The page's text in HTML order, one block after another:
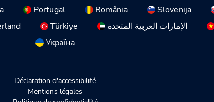
Portugal România Slovenija
Türkiye الإمارات العربية المتحدة
Україна
Déclaration d'accessibilité
Mentions légales